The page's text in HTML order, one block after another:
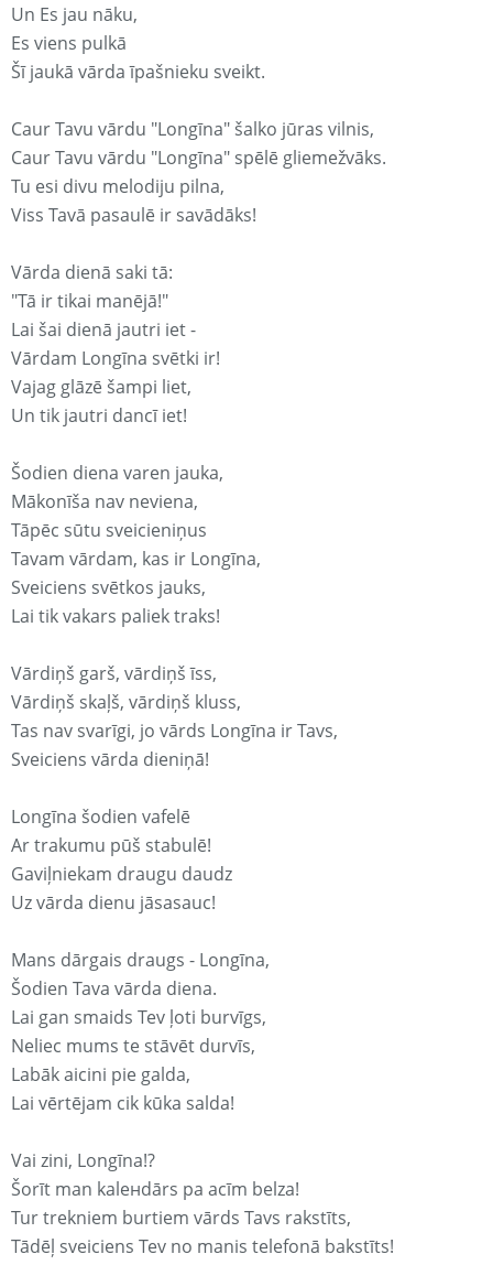
Un Es jau nāku,
Es viens pulkā
Šī jaukā vārda īpašnieku sveikt.
Caur Tavu vārdu "Longīna" šalko jūras vilnis,
Caur Tavu vārdu "Longīna" spēlē gliemežvāks.
Tu esi divu melodiju pilna,
Viss Tavā pasaulē ir savādāks!
Vārda dienā saki tā:
"Tā ir tikai manējā!"
Lai šai dienā jautri iet -
Vārdam Longīna svētki ir!
Vajag glāzē šampi liet,
Un tik jautri dancī iet!
Šodien diena varen jauka,
Mākonīša nav neviena,
Tāpēc sūtu sveicieniņus
Tavam vārdam, kas ir Longīna,
Sveiciens svētkos jauks,
Lai tik vakars paliek traks!
Vārdiņš garš, vārdiņš īss,
Vārdiņš skaļš, vārdiņš kluss,
Tas nav svarīgi, jo vārds Longīna ir Tavs,
Sveiciens vārda dieniņā!
Longīna šodien vafelē
Ar trakumu pūš stabulē!
Gaviļniekam draugu daudz
Uz vārda dienu jāsasauc!
Mans dārgais draugs - Longīna,
Šodien Tava vārda diena.
Lai gan smaids Tev ļoti burvīgs,
Neliec mums te stāvēt durvīs,
Labāk aicini pie galda,
Lai vērtējam cik kūka salda!
Vai zini, Longīna!?
Šorīt man kaleнdārs pa acīm belza!
Tur trekniem burtiem vārds Tavs rakstīts,
Tādēļ sveiciens Tev no manis telefonā bakstīts!